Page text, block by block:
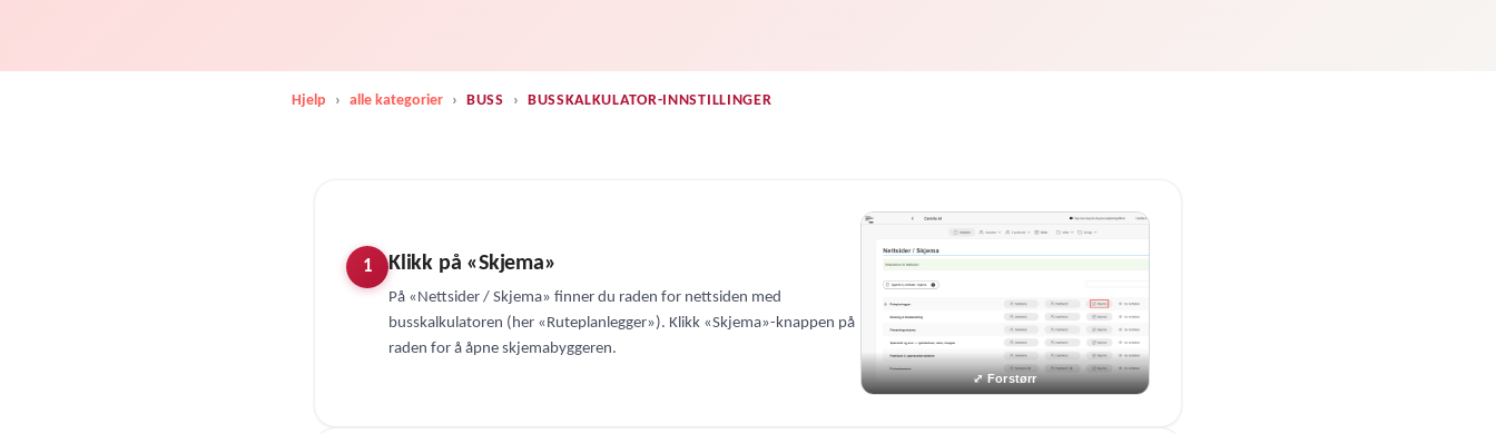
Hjelp › alle kategorier › BUSS › BUSSKALKULATOR-INNSTILLINGER
1 Klikk på «Skjema»
På «Nettsider / Skjema» finner du raden for nettsiden med
busskalkulatoren (her «Ruteplanlegger»). Klikk «Skjema»-knappen på
raden for å åpne skjemabyggeren.